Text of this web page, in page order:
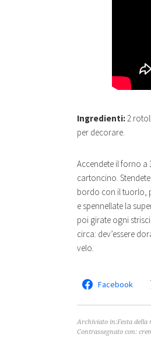
Ingredienti:2
per decorare.
Accendete il forno a
cartoncino.
bordo con il tuorlo,
e spennellate la
poi girate ogni
circa: dev’essere
velo.
Facebook
Archiviato in:Festa della
Contrassegnato con: